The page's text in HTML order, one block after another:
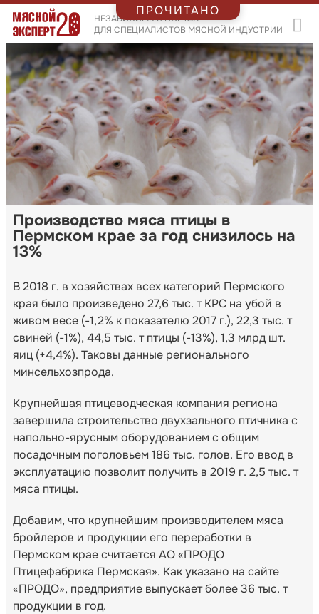
НЕЗАВИСИМЫЙ ПОРТАЛ
ДЛЯ СПЕЦИАЛИСТОВ МЯСНОЙ ИНДУСТРИИ
Производство мяса птицы в
Пермском крае за год снизилось на
13%
В 2018 г. в хозяйствах всех категорий Пермского
края было произведено 27,6 тыс. т КРС на убой в
живом весе (-1,2% к показателю 2017 г.), 22,3 тыс. т
свиней (-1%), 44,5 тыс. т птицы (-13%), 1,3 млрд шт.
яиц (+4,4%). Таковы данные регионального
минсельхозпрода.
Крупнейшая птицеводческая компания региона
завершила строительство двухзального птичника с
напольно-ярусным оборудованием с общим
посадочным поголовьем 186 тыс. голов. Его ввод в
эксплуатацию позволит получить в 2019 г. 2,5 тыс. т
мяса птицы.
Добавим, что крупнейшим производителем мяса
бройлеров и продукции его переработки в
Пермском крае считается АО «ПРОДО
Птицефабрика Пермская». Как указано на сайте
«ПРОДО», предприятие выпускает более 36 тыс. т
продукции в год.
ПРОЧИТАНО